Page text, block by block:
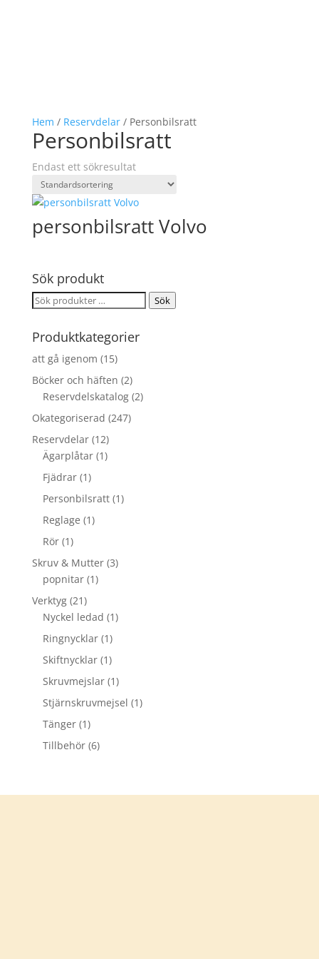
Hem / Reservdelar/ Personbilsratt
Personbilsratt
Endast ett sökresultat
personbilsratt Volvo
Sök produkt
Sök
Sök
Produktkategorier
att gå igenom (15)
Böcker och häften (2)
Reservdelskatalog (2)
Okategoriserad (247)
Reservdelar (12)
Ägarplåtar (1)
Fjädrar (1)
Personbilsratt (1)
Reglage (1)
Rör (1)
Skruv & Mutter (3)
popnitar (1)
Verktyg (21)
Nyckel ledad (1)
Ringnycklar (1)
Skiftnycklar (1)
Skruvmejslar (1)
Stjärnskruvmejsel (1)
Tänger (1)
Tillbehör (6)